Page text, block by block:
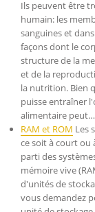
Ils peuvent être
humain: les
sanguines et
façons dont le
structure de la
et de la
la nutrition. Bien
puisse entraîner
alimentaire peut…
RAM et ROM Les
ce soit à court ou
parti des
mémoire vive
d'unités de
vous demandez